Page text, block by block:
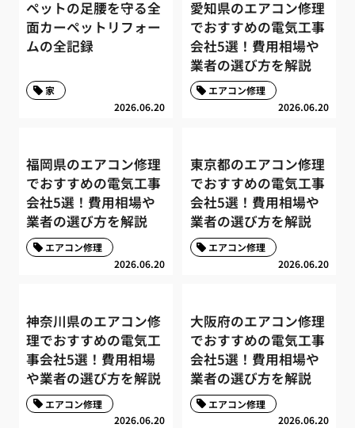
ペットの足腰を守る全
面カーペットリフォー
ムの全記録
2026.06.20
家
愛知県のエアコン修理
でおすすめの電気工事
会社5選！費用相場や
業者の選び方を解説
2026.06.20
エアコン修理
福岡県のエアコン修理
でおすすめの電気工事
会社5選！費用相場や
業者の選び方を解説
2026.06.20
エアコン修理
東京都のエアコン修理
でおすすめの電気工事
会社5選！費用相場や
業者の選び方を解説
2026.06.20
エアコン修理
神奈川県のエアコン修
理でおすすめの電気工
事会社5選！費用相場
や業者の選び方を解説
2026.06.20
エアコン修理
大阪府のエアコン修理
でおすすめの電気工事
会社5選！費用相場や
業者の選び方を解説
2026.06.20
エアコン修理